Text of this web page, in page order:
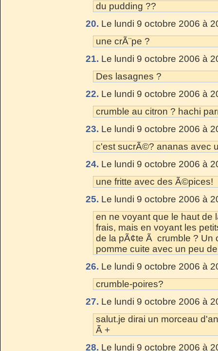
du pudding ??
20. Le lundi 9 octobre 2006 à
une crÃ¨pe ?
21. Le lundi 9 octobre 2006 à
Des lasagnes ?
22. Le lundi 9 octobre 2006 à
crumble au citron ? hachi
23. Le lundi 9 octobre 2006 à
c'est sucrÃ©? ananas avec
24. Le lundi 9 octobre 2006 à
une fritte avec des Ã©pices!
25. Le lundi 9 octobre 2006 à
en ne voyant que le haut
frais, mais en voyant les
de la pÃ¢te Ã crumble ? Un
pomme cuite avec un peu
26. Le lundi 9 octobre 2006 à
crumble-poires?
27. Le lundi 9 octobre 2006 à
salut.je dirai un morceau
Ã +
28. Le lundi 9 octobre 2006 à